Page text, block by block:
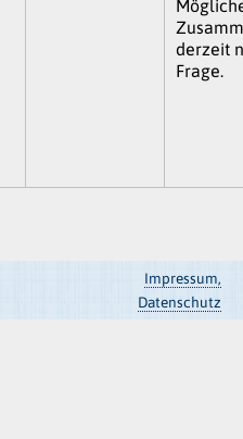
derzeit
Frage.
Impressum,
Datenschutz